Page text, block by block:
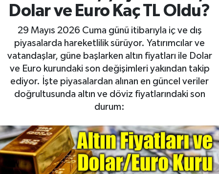
Dolar ve Euro Kaç TL Oldu?
29 Mayıs 2026 Cuma günü itibarıyla iç ve dış
piyasalarda hareketlilik sürüyor. Yatırımcılar ve
vatandaşlar, güne başlarken altın fiyatları ile Dolar
ve Euro kurundaki son değişimleri yakından takip
ediyor. İşte piyasalardan alınan en güncel veriler
doğrultusunda altın ve döviz fiyatlarındaki son
durum:
İş Dünyası
Lojistik
Otovitrin
Asayiş
Gayrimenkul
Spor
Tüm Manşetler
Son Dakika Haberleri
Haber Arşivi